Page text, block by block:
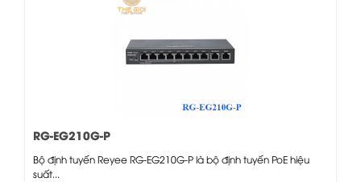
RG-EG210G-P
Bộ định tuyến Reyee RG-EG210G-P là bộ định tuyến PoE hiệu
suất...